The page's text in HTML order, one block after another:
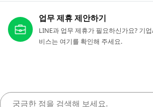
업무 제휴 제안하기
LINE과 업무 제휴가 필요하신가요? 기
비스는 여기를 확인해 주세요.